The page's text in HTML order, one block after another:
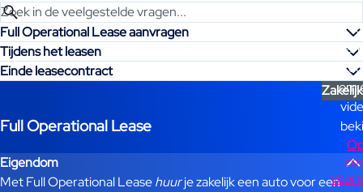
Full Operational Lease aanvragen
Tijdens het leasen
Einde leasecontract
Zakelijk
Full Operational Lease
Eigendom
Met Full Operational Leasehuurje zakelijk een auto voor een
om